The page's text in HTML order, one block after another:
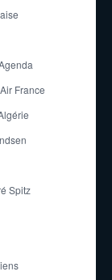
Air France
Spitz